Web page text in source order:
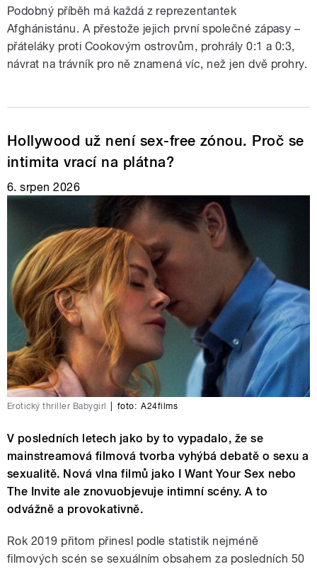
Podobný příběh má každá z reprezentantek
Afghánistánu. A přestože jejich první společné zápasy –
přáteláky proti Cookovým ostrovům, prohrály 0:1 a 0:3,
návrat na trávník pro ně znamená víc, než jen dvě prohry.
Hollywood už není sex-free zónou. Proč se
intimita vrací na plátna?
6. srpen 2026
Erotický thriller Babygirl foto: A24films
V posledních letech jako by to vypadalo, že se
mainstreamová filmová tvorba vyhýbá debatě o sexu a
sexualitě. Nová vlna filmů jako I Want Your Sex nebo
The Invite ale znovuobjevuje intimní scény. A to
odvážně a provokativně.
Rok 2019 přitom přinesl podle statistik nejméně
filmových scén se sexuálním obsahem za posledních 50